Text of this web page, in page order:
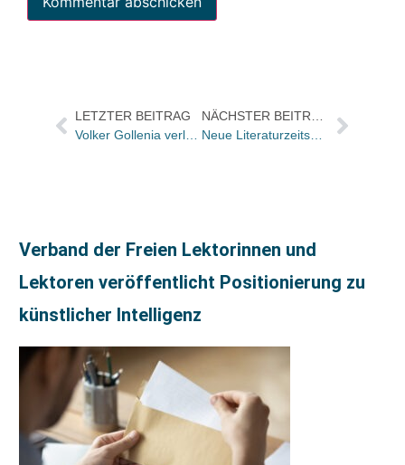
LETZTER BEITRAG
Volker Gollenia verlässt Herder
Verband der Freien Lektorinnen und
Lektoren veröffentlicht Positionierung zu
künstlicher Intelligenz